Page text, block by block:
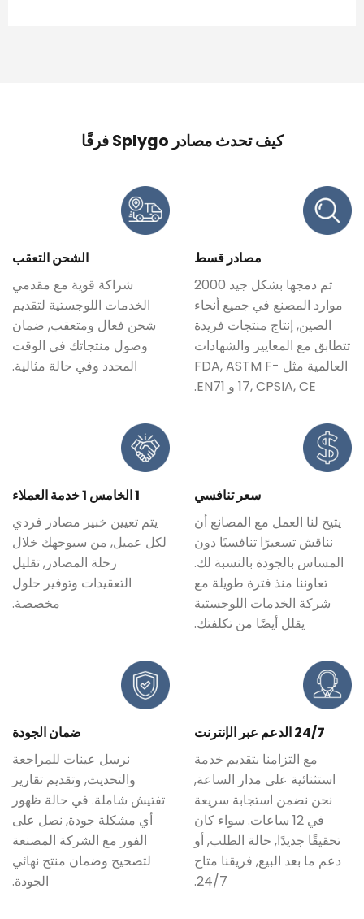
كيف تحدث مصادر Splygo فرقًا
مصادر قسط
تم دمجها بشكل جيد 2000
موارد المصنع في جميع أنحاء
الصين, إنتاج منتجات فريدة
تتطابق مع المعايير والشهادات
العالمية مثل FDA, ASTM F-
17, CPSIA, CE و EN71.
الشحن التعقب
شراكة قوية مع مقدمي
الخدمات اللوجستية لتقديم
شحن فعال ومتعقب, ضمان
وصول منتجاتك في الوقت
المحدد وفي حالة مثالية.
سعر تنافسي
يتيح لنا العمل مع المصانع أن
نناقش تسعيرًا تنافسيًا دون
المساس بالجودة بالنسبة لك.
تعاوننا منذ فترة طويلة مع
شركة الخدمات اللوجستية
يقلل أيضًا من تكلفتك.
1 الخامس 1 خدمة العملاء
يتم تعيين خبير مصادر فردي
لكل عميل, من سيوجهك خلال
رحلة المصادر, تقليل
التعقيدات وتوفير حلول
مخصصة.
24/7 الدعم عبر الإنترنت
مع التزامنا بتقديم خدمة
استثنائية على مدار الساعة,
نحن نضمن استجابة سريعة
في 12 ساعات. سواء كان
تحقيقًا جديدًا, حالة الطلب, أو
دعم ما بعد البيع, فريقنا متاح
24/7.
ضمان الجودة
نرسل عينات للمراجعة
والتحديث, وتقديم تقارير
تفتيش شاملة. في حالة ظهور
أي مشكلة جودة, نصل على
الفور مع الشركة المصنعة
لتصحيح وضمان منتج نهائي
الجودة.